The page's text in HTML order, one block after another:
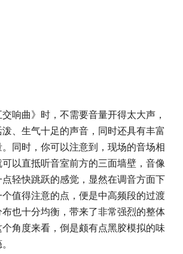
响曲》时，不需要音量开得太大声，
、生气十足的声音，同时还具有丰富
同时，你可以注意到，现场的音场相
以直抵听音室前方的三面墙壁，音像
轻快跳跃的感觉，显然在调音方面下
值得注意的点，便是中高频段的过渡
也十分均衡，带来了非常强烈的整体
角度来看，倒是颇有点黑胶模拟的味